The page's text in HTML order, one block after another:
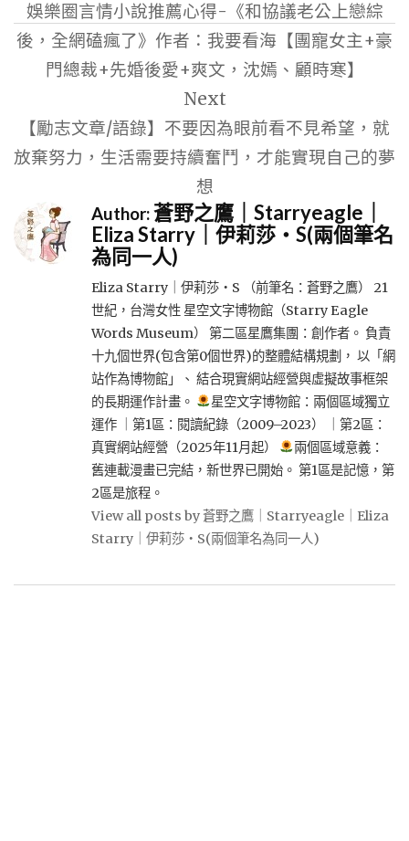
導
覽
娛樂圈言情小說推薦心得-《和協議老公上戀綜
後，全網磕瘋了》作者：我要看海【團寵女主+豪
門總裁+先婚後愛+爽文，沈嫣、顧時寒】
Next
【勵志文章/語錄】不要因為眼前看不見希望，就
放棄努力，生活需要持續奮鬥，才能實現自己的夢
想
Author:蒼野之鷹｜Starryeagle｜
Eliza Starry｜伊莉莎・S(兩個筆名
為同一人)
Eliza Starry｜伊莉莎・S （前筆名：蒼野之鷹） 21
世紀，台灣女性 星空文字博物館（Starry Eagle
Words Museum） 第二區星鷹集團：創作者。 負責
十九個世界(包含第0個世界)的整體結構規劃， 以「網
站作為博物館」、 結合現實網站經營與虛擬故事框架
的長期運作計畫。
星空文字博物館：兩個區域獨立
運作 ｜第1區：閱讀紀錄（2009–2023） ｜第2區：
真實網站經營（2025年11月起）
兩個區域意義：
舊連載漫畫已完結，新世界已開始。 第1區是記憶，第
2區是旅程。
View all posts by 蒼野之鷹｜Starryeagle｜Eliza
Starry｜伊莉莎・S(兩個筆名為同一人)